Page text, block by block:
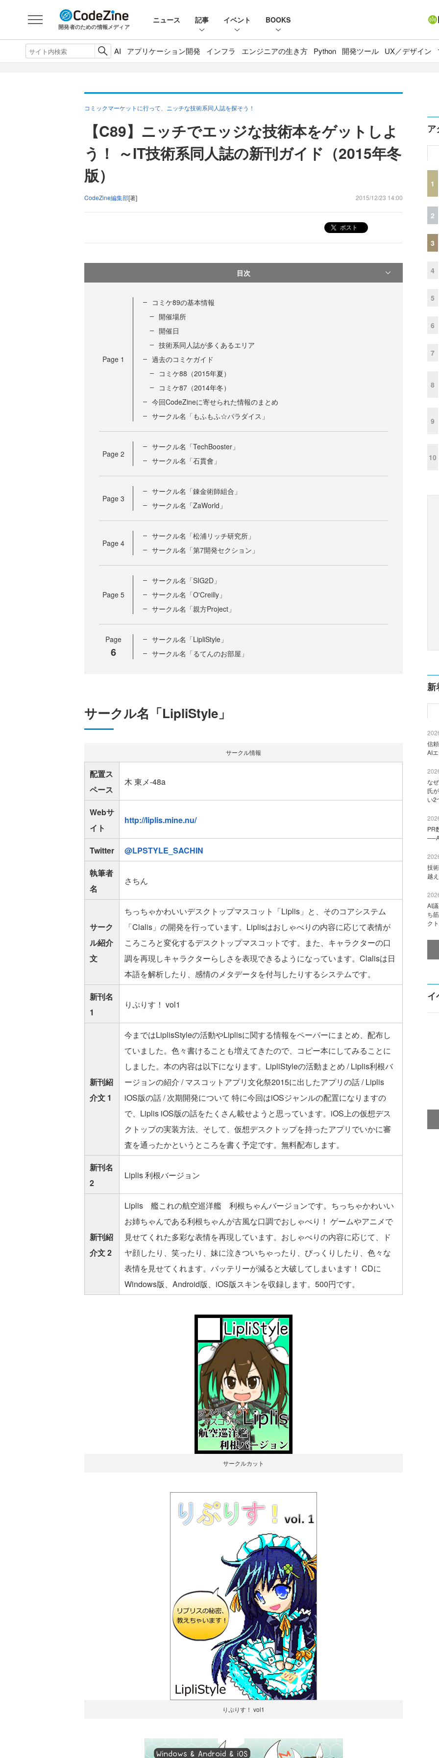
開発者のための情報メディア
ニュース 記事 イベント BOOKS
AI アプリケーション開発 インフラ エンジニアの生き方 Python 開発ツール UX／デザイン
コミックマーケットに行って、ニッチな技術系同人誌を探そう！
【C89】ニッチでエッジな技術本をゲットしよ
う！ ～IT技術系同人誌の新刊ガイド（2015年冬
版）
CodeZine編集部[著] 2015/12/23 14:00
ポスト
目次
Page 1
コミケ89の基本情報
開催場所
開催日
技術系同人誌が多くあるエリア
過去のコミケガイド
コミケ88（2015年夏）
コミケ87（2014年冬）
今回CodeZineに寄せられた情報のまとめ
サークル名「もふもふ☆パラダイス」
Page 2
サークル名「TechBooster」
サークル名「石貫會」
Page 3
サークル名「錬金術師組合」
サークル名「ZaWorld」
Page 4
サークル名「松浦リッチ研究所」
サークル名「第7開発セクション」
Page 5
サークル名「SIG2D」
サークル名「O'Creilly」
サークル名「親方Project」
Page
6
サークル名「LipliStyle」
サークル名「るてんのお部屋」
サークル名「LipliStyle」
サークル情報
配置ス
ペース
木 東メ-48a
Webサ
イト
http://liplis.mine.nu/
Twitter
@LPSTYLE_SACHIN
執筆者
名
さちん
サーク
ル紹介
文
ちっちゃかわいいデスクトップマスコット「Liplis」と、そのコアシステム
「Clalis」の開発を行っています。Liplisはおしゃべりの内容に応じて表情が
ころころと変化するデスクトップマスコットです。また、キャラクターの口
調を再現しキャラクターらしさを表現できるようになっています。Clalisは日
本語を解析したり、感情のメタデータを付与したりするシステムです。
新刊名
1
りぷりす！ vol1
新刊紹
介文 1
今まではLiplisStyleの活動やLiplisに関する情報をペーパーにまとめ、配布し
ていました。色々書けることも増えてきたので、コピー本にしてみることに
しました。本の内容は以下になります。LipliStyleの活動まとめ / Liplis利根バ
ージョンの紹介 / マスコットアプリ文化祭2015に出したアプリの話 / Liplis
iOS版の話 / 次期開発について 特に今回はiOSジャンルの配置になりますの
で、Liplis iOS版の話をたくさん載せようと思っています。iOS上の仮想デス
クトップの実装方法、そして、仮想デスクトップを持ったアプリでいかに審
査を通ったかというところを書く予定です。無料配布します。
新刊名
2
Liplis 利根バージョン
新刊紹
介文 2
Liplis 艦これの航空巡洋艦 利根ちゃんバージョンです。ちっちゃかわいい
お姉ちゃんである利根ちゃんが古風な口調でおしゃべり！ ゲームやアニメで
見せてくれた多彩な表情を再現しています。おしゃべりの内容に応じて、ド
ヤ顔したり、笑ったり、妹に泣きついちゃったり、びっくりしたり、色々な
表情を見せてくれます。バッテリーが減ると大破してしまいます！ CDに
Windows版、Android版、iOS版スキンを収録します。500円です。
サークルカット
りぷりす！ vol1
ア
1
2
3
4
5
6
7
8
9
10
新
信
AI
な
氏
い2
PR
技
越
AI
ち
ク
イ